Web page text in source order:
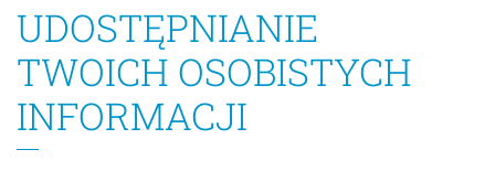
UDOSTĘPNIANIE
TWOICH OSOBISTYCH
INFORMACJI